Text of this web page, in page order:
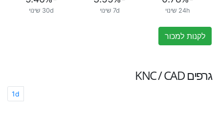
24h שינוי 7d שינוי 30d שינוי
לקנות למכור
גרפיםKNC / CAD
1d